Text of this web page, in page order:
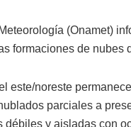
(Onamet)
formaciones de nubes
este/noreste
parciales a
débiles y aisladas con